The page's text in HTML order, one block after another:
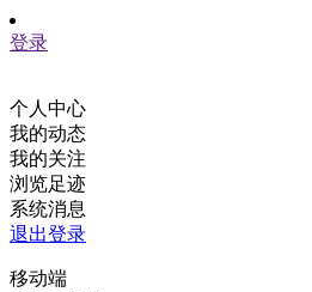
登录
个人中心
我的动态
我的关注
浏览足迹
系统消息
退出登录
移动端